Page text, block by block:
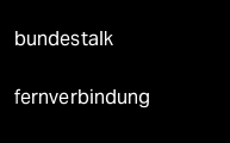
bundestalk
fernverbindung